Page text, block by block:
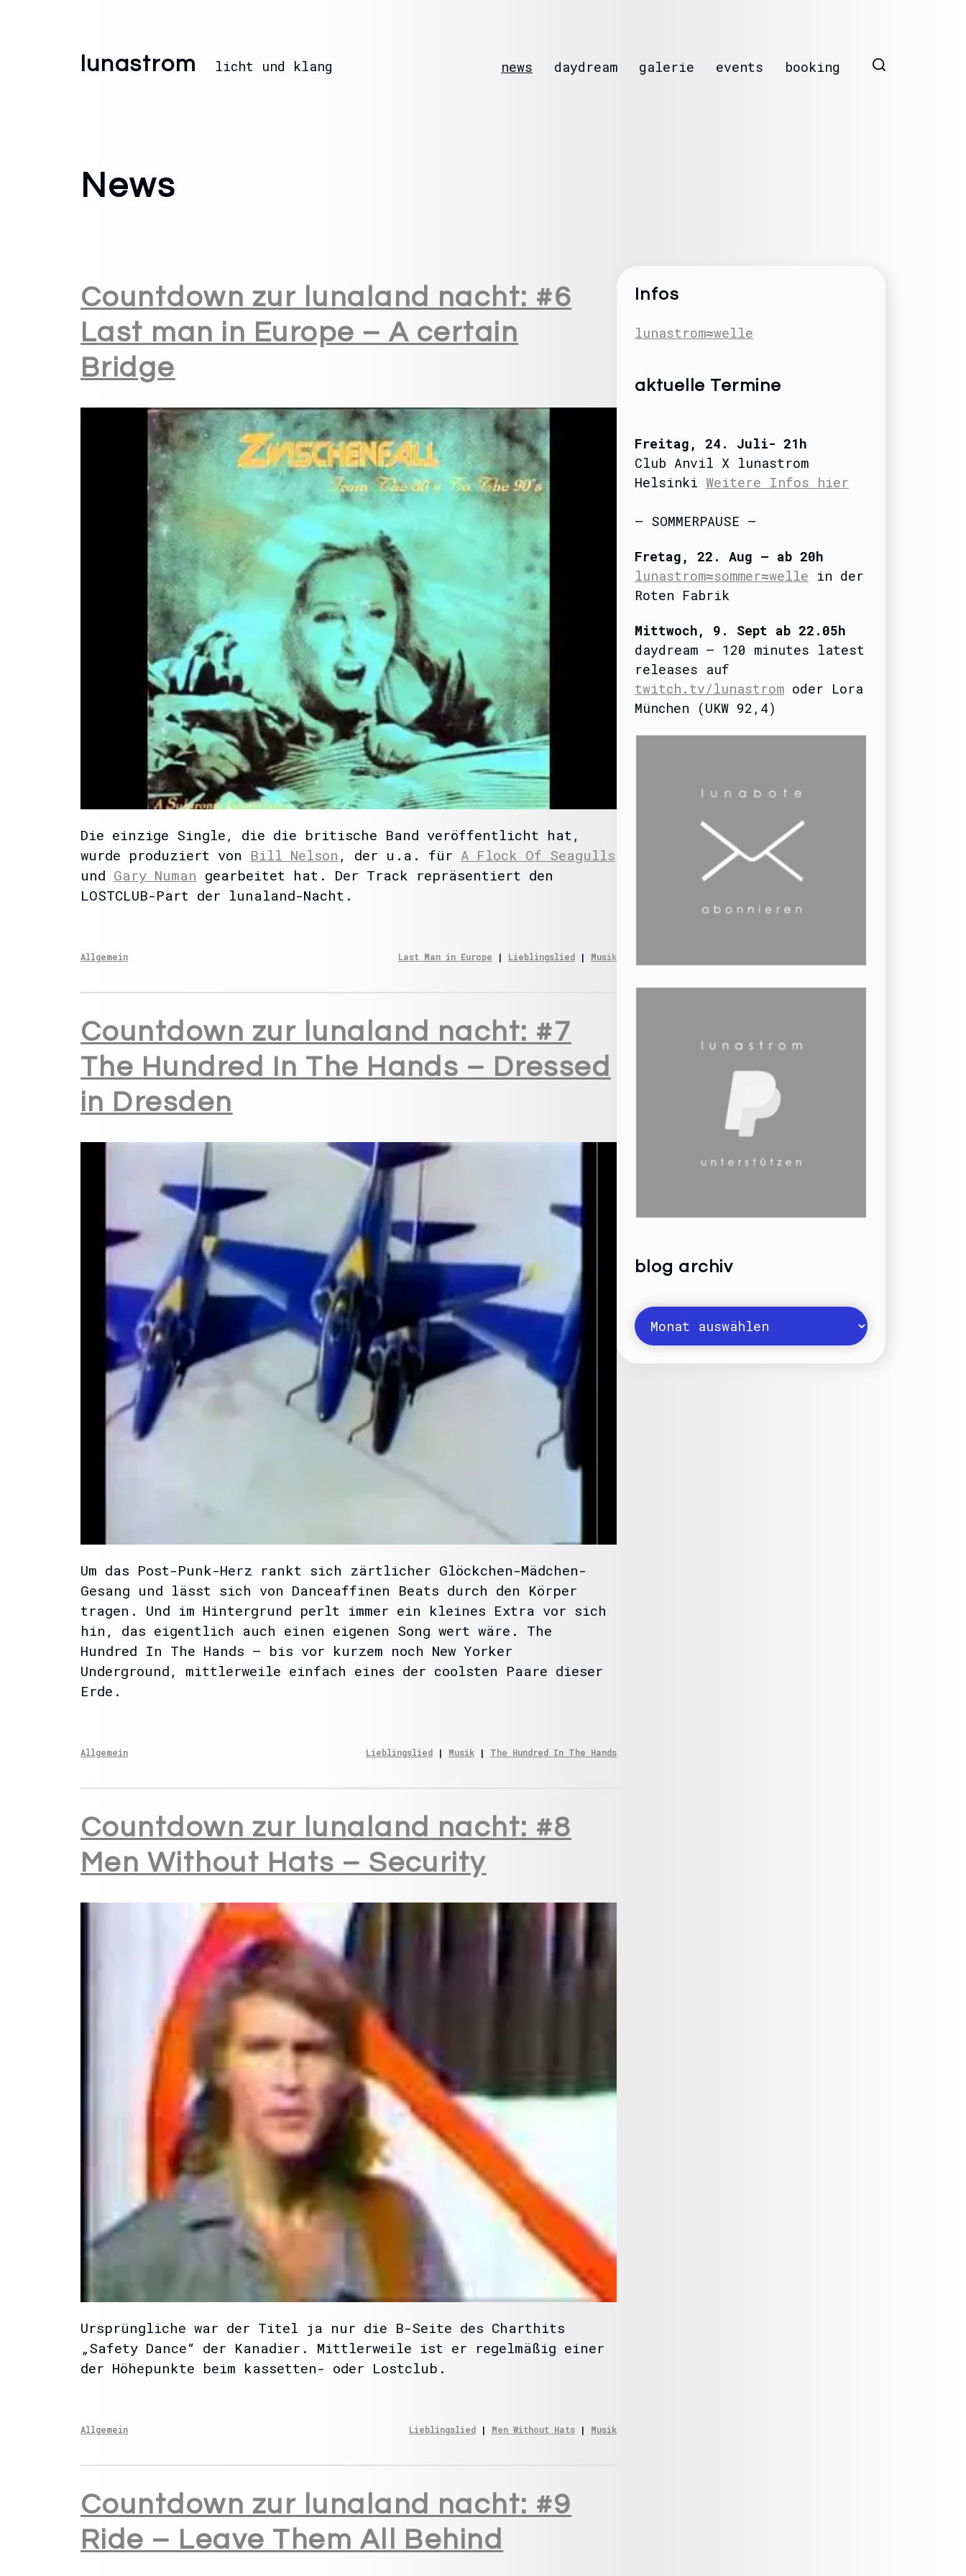
lunastrom licht und klang news daydream galerie events booking
News
Countdown zur lunaland nacht: #6
Last man in Europe – A certain
Bridge
Die einzige Single, die die britische Band veröffentlicht hat,
wurde produziert von Bill Nelson , der u.a. für A Flock Of Seagulls
und Gary Numan gearbeitet hat. Der Track repräsentiert den
LOSTCLUB-Part der lunaland-Nacht.
Allgemein Last Man in Europe | Lieblingslied | Musik
Countdown zur lunaland nacht: #7
The Hundred In The Hands – Dressed
in Dresden
Um das Post-Punk-Herz rankt sich zärtlicher Glöckchen-Mädchen-
Gesang und lässt sich von Danceaffinen Beats durch den Körper
tragen. Und im Hintergrund perlt immer ein kleines Extra vor sich
hin, das eigentlich auch einen eigenen Song wert wäre. The
Hundred In The Hands – bis vor kurzem noch New Yorker
Underground, mittlerweile einfach eines der coolsten Paare dieser
Erde.
Allgemein Lieblingslied | Musik | The Hundred In The Hands
Countdown zur lunaland nacht: #8
Men Without Hats – Security
Ursprüngliche war der Titel ja nur die B-Seite des Charthits
„Safety Dance“ der Kanadier. Mittlerweile ist er regelmäßig einer
der Höhepunkte beim kassetten- oder Lostclub.
Allgemein Lieblingslied | Men Without Hats | Musik
Countdown zur lunaland nacht: #9
Ride – Leave Them All Behind
Infos
lunastrom≈welle
aktuelle Termine
Freitag , 24. Juli- 21h
Club Anvil X lunastrom
Helsinki Weitere Infos hier
– SOMMERPAUSE –
Fretag, 22. Aug – ab 20h
lunastrom≈sommer≈welle in der
Roten Fabrik
Mittwoch, 9. Sept ab 22.05h
daydream – 120 minutes latest
releases auf
twitch.tv/lunastromoder Lora
München (UKW 92,4)
blog archiv